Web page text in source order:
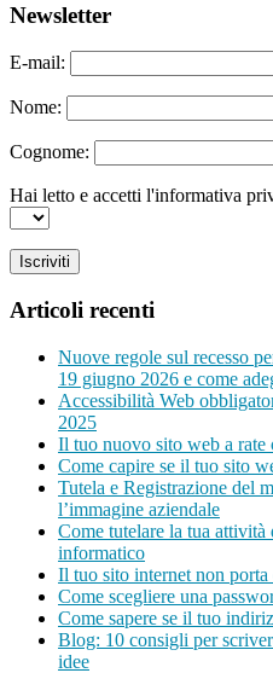
Newsletter
E-mail:
Nome:
Cognome:
Hai letto e accetti l'informativa
Articoli recenti
Nuove regole sul recesso
19 giugno 2026 e come
Accessibilità Web
2025
Il tuo nuovo sito web a rate
Come capire se il tuo sito
Tutela e Registrazione del
l’immagine aziendale
Come tutelare la tua attività
informatico
Il tuo sito internet non
Come scegliere una
Come sapere se il tuo
Blog: 10 consigli per
idee